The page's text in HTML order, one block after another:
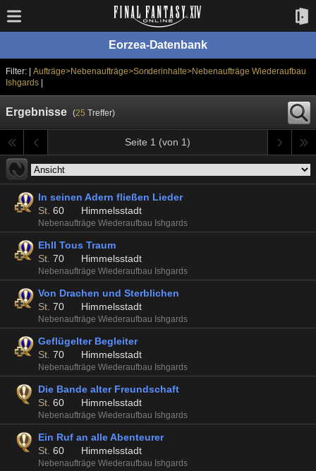
Eorzea-Datenbank
Filter: | Aufträge>Nebenaufträge>Sonderinhalte>Nebenaufträge Wiederaufbau
Ishgards|
Ergebnisse (25 Treffer)
Seite 1 (von 1)
In seinen Adern fließen Lieder
St. 60 Himmelsstadt
Nebenaufträge Wiederaufbau Ishgards
Ehll Tous Traum
St. 70 Himmelsstadt
Nebenaufträge Wiederaufbau Ishgards
Von Drachen und Sterblichen
St. 70 Himmelsstadt
Nebenaufträge Wiederaufbau Ishgards
Geflügelter Begleiter
St. 70 Himmelsstadt
Nebenaufträge Wiederaufbau Ishgards
Die Bande alter Freundschaft
St. 60 Himmelsstadt
Nebenaufträge Wiederaufbau Ishgards
Ein Ruf an alle Abenteurer
St. 60 Himmelsstadt
Nebenaufträge Wiederaufbau Ishgards